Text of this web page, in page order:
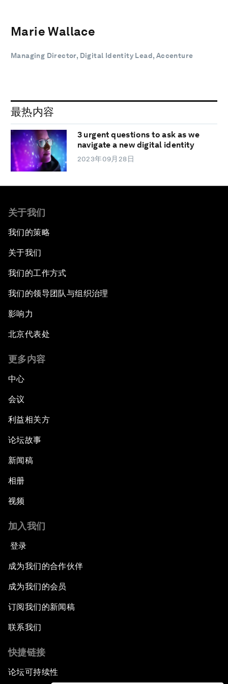
Marie Wallace
Managing Director, Digital Identity Lead, Accenture
最热内容
3 urgent questions to ask as we
navigate a new digital identity
2023年09月28日
关于我们
我们的策略
关于我们
我们的工作方式
我们的领导团队与组织治理
影响力
北京代表处
更多内容
中心
会议
利益相关方
论坛故事
新闻稿
相册
视频
加入我们
登录
成为我们的合作伙伴
成为我们的会员
订阅我们的新闻稿
联系我们
快捷链接
论坛可持续性